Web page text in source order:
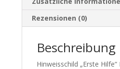
Rezensionen (0)
Beschreibung
Hinweisschild „Erste